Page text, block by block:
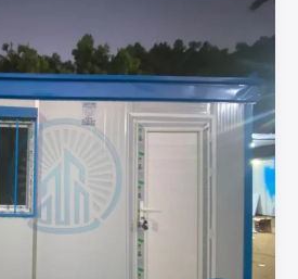
وحسب
الطلب
للمصانع
والمواقع
والمزارع